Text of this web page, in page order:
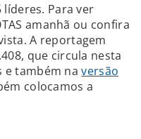
Para ver
amanhã ou confira
A reportagem
que circula nesta
e também naversão
colocamos a